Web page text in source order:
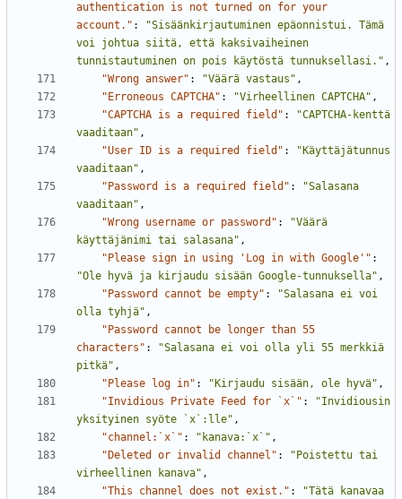
authentication is not turned on for your
account." :
"Sisäänkirjautuminen epäonnistui. Tämä
voi johtua siitä, että kaksivaiheinen
tunnistautuminen on pois käytöstä tunnuksellasi." ,
"Wrong answer" : "Väärä vastaus" ,
"Erroneous CAPTCHA" : "Virheellinen CAPTCHA" ,
"CAPTCHA is a required field" :
"CAPTCHA-kenttä
vaaditaan" ,
"User ID is a required field" :
"Käyttäjätunnus
vaaditaan" ,
"Password is a required field" :
"Salasana
vaaditaan" ,
"Wrong username or password" :
"Väärä
käyttäjänimi tai salasana" ,
"Please sign in using 'Log in with Google'" :
"Ole hyvä ja kirjaudu sisään Google-tunnuksella" ,
"Password cannot be empty" :
"Salasana ei voi
olla tyhjä" ,
"Password cannot be longer than 55
characters" :
"Salasana ei voi olla yli 55 merkkiä
pitkä" ,
"Please log in" : "Kirjaudu sisään, ole hyvä" ,
"Invidious Private Feed for `x`" :
"Invidiousin
yksityinen syöte `x`:lle" ,
"channel:`x`" : "kanava:`x`" ,
"Deleted or invalid channel" :
"Poistettu tai
virheellinen kanava" ,
"This channel does not exist." :
"Tätä kanavaa